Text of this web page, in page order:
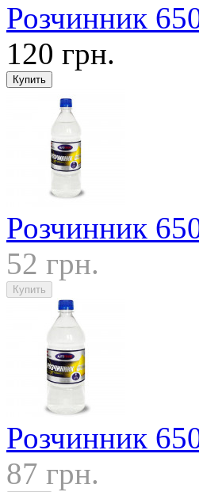
Розчинник
120 грн.
Розчинник
52 грн.
Розчинник
87 грн.